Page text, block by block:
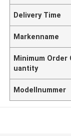
Delivery Time
Markenname
Minimum Order
uantity
Modellnummer